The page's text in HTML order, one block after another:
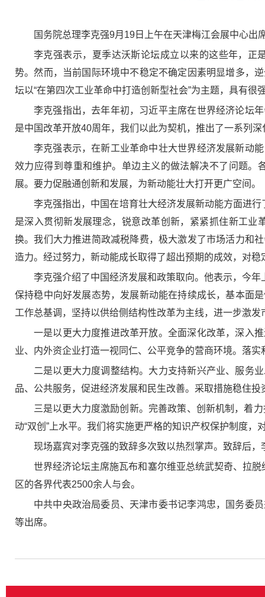
国务院总理李克强9月19日上午在天津梅江会展中心
李克强表示，夏季达沃斯论坛成立以来的这些年，正
势。然而，当前国际环境中不稳定不确定因素明显增多，
坛以“在第四次工业革命中打造创新型社会”为主题，具有很
李克强指出，去年年初，习近平主席在世界经济论坛
是中国改革开放40周年，我们以此为契机，推出了一系列
李克强表示，在新工业革命中壮大世界经济发展新动
效力应得到尊重和维护。单边主义的做法解决不了问题
展。要力促融通创新和发展，为新动能壮大打开更广空间。
李克强指出，中国在培育壮大经济发展新动能方面进
是深入贯彻新发展理念，锐意改革创新，紧紧抓住新工
换。我们大力推进简政减税降费，极大激发了市场活力和
造力。经过努力，新动能成长取得了超出预期的成效，对
李克强介绍了中国经济发展和政策取向。他表示，今
保持稳中向好发展态势，发展新动能在持续成长，基本面
工作总基调，坚持以供给侧结构性改革为主线，进一步激
一是以更大力度推进改革开放。全面深化改革，深入
业、内外资企业打造一视同仁、公平竞争的营商环境。落
二是以更大力度调整结构。大力支持新兴产业、服务
品、公共服务，促进经济发展和民生改善。采取措施稳住
三是以更大力度激励创新。完善政策、创新机制，着
动“双创”上水平。我们将实施更严格的知识产权保护制度
现场嘉宾对李克强的致辞多次致以热烈掌声。致辞后
世界经济论坛主席施瓦布和塞尔维亚总统武契奇、拉
区的各界代表2500余人与会。
中共中央政治局委员、天津市委书记李鸿忠，国务委
等出席。